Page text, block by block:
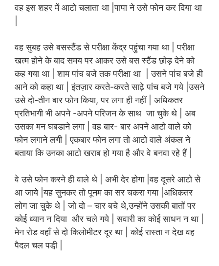
वह इस शहर में आटो चलाता था |पापा ने उसे फोन कर दिया था
वह सुबह उसे बसस्टैंड से परीक्षा केंद्र पहुंचा गया था | परीक्षा
खत्म होने के बाद समय पर आकर उसे बस स्टैंड छोड़ देने को
कह गया था | शाम पांच बजे तक परीक्षा था | उसने पांच बजे ही
आने को कहा था | इंतज़ार करते-करते साढ़े पांच बजे गये |उसने
उसे दो-तीन बार फोन किया, पर लगा ही नहीं | अधिकतर
प्रतिभागी भी अपने -अपने परिजन के साथ जा चुके थे | अब
उसका मन घबडाने लगा | वह बार- बार अपने आटो वाले को
फोन लगाने लगी | एकबार फोन लगा तो आटो वाले अंकल ने
बताया कि उनका आटो खराब हो गया है और वे बनवा रहे हैं |
वे उसे फोन करने ही वाले थे | अभी देर होगा |वह दूसरे आटो से
आ जाये |यह सुनकर तो पूनम का सर चकरा गया |अधिकतर
लोग जा चुके थे | जो दो – चार बचे थे,उन्होंने उसकी बातों पर
कोई ध्यान न दिया और चले गये | सवारी का कोई साधन न था |
मेन रोड वहाँ से दो किलोमीटर दूर था | कोई रास्ता न देख वह
पैदल चल पडी़ |